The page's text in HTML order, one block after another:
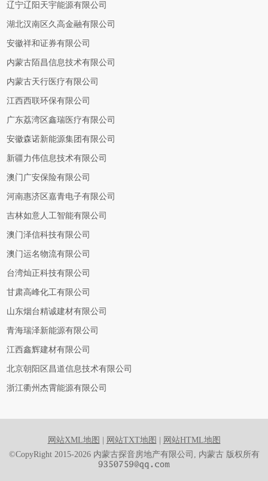
辽宁辽阳天宇能源有限公司
湖北汉南区久高金融有限公司
安徽祥和证券有限公司
内蒙古陌昌信息技术有限公司
内蒙古天行医疗有限公司
江西西联环保有限公司
广东荔湾区鑫瑞医疗有限公司
安徽森诺新能源集团有限公司
新疆力伟信息技术有限公司
澳门广安保险有限公司
河南惠济区嘉青电子有限公司
吉林如意人工智能有限公司
澳门泽信科技有限公司
澳门运名物流有限公司
台湾灿正科技有限公司
甘肃高峰化工有限公司
山东烟台精诚建材有限公司
青海瑞泽新能源有限公司
江西鑫辉建材有限公司
北京朝阳区昌道信息技术有限公司
浙江衢州杰霄能源有限公司
网站XML地图 网站TXT地图
网站HTML地图
©CopyRight 2015-2026 内蒙古探音房地产有限公司, 内蒙古 版权所有